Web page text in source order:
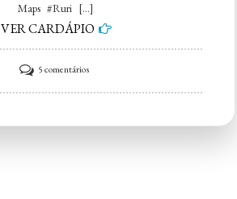
Maps #Ruri […]
VER CARDÁPIO
5 comentáriosem
Ruri